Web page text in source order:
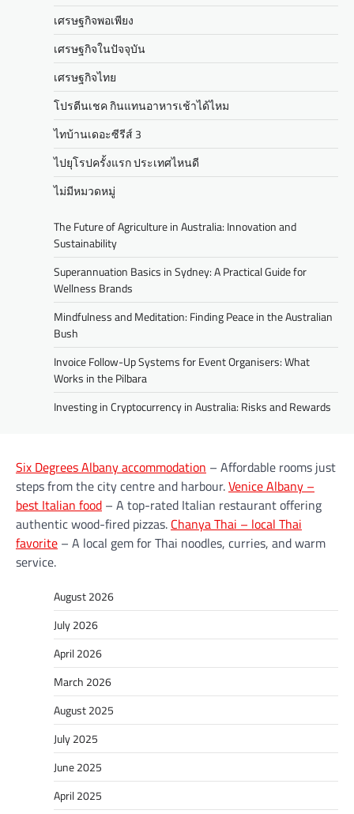
เศรษฐกิจพอเพียง
เศรษฐกิจในปัจจุบัน
เศรษฐกิจไทย
โปรตีนเชค กินแทนอาหารเช้าได้ไหม
ไทบ้านเดอะซีรีส์ 3
ไปยุโรปครั้งแรก ประเทศไหนดี
ไม่มีหมวดหมู่
The Future of Agriculture in Australia: Innovation and
Sustainability
Superannuation Basics in Sydney: A Practical Guide for
Wellness Brands
Mindfulness and Meditation: Finding Peace in the Australian
Bush
Invoice Follow-Up Systems for Event Organisers: What
Works in the Pilbara
Investing in Cryptocurrency in Australia: Risks and Rewards
Six Degrees Albany accommodation – Affordable rooms just
steps from the city centre and harbour.Venice Albany –
best Italian food – A top-rated Italian restaurant offering
authentic wood-fired pizzas. Chanya Thai – local Thai
favorite – A local gem for Thai noodles, curries, and warm
service.
August 2026
July 2026
April 2026
March 2026
August 2025
July 2025
June 2025
April 2025